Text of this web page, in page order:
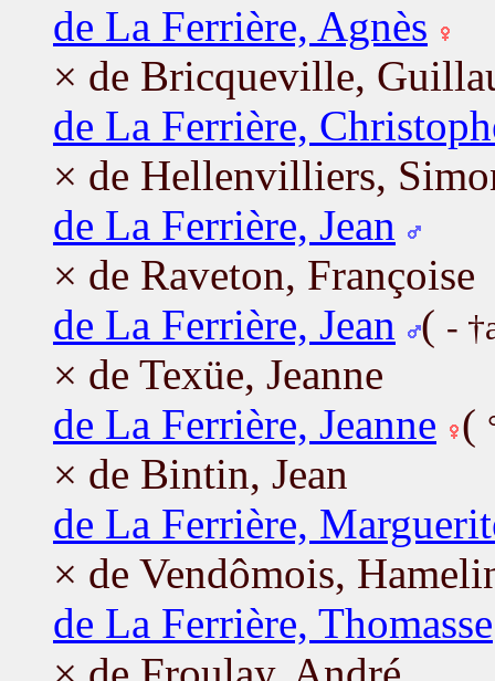
de La Ferrière, Agnès
× de Bricqueville,
de La Ferrière,
× de Hellenvilliers,
de La Ferrière, Jean
× de Raveton, Françoise
de La Ferrière, Jean
( -
× de Texüe, Jeanne
de La Ferrière, Jeanne (
× de Bintin, Jean
de La Ferrière,
× de Vendômois,
de La Ferrière, Thomasse